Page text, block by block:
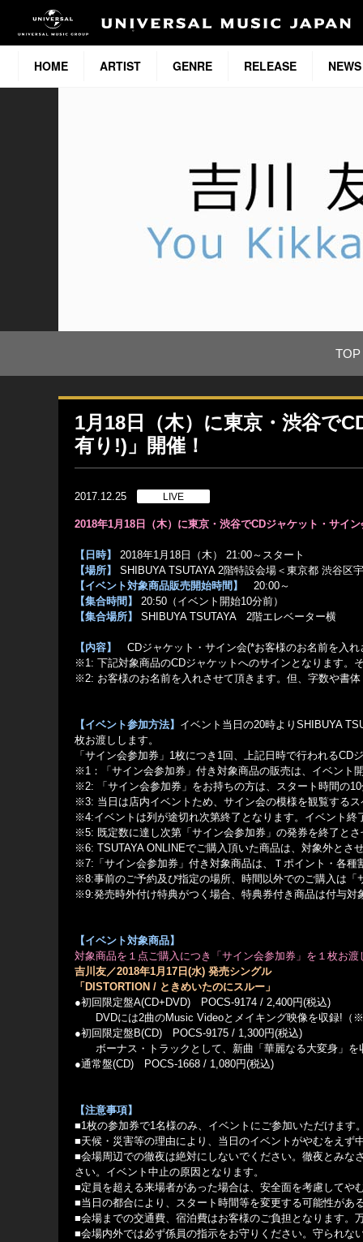
HOME ARTIST GENRE RELEASE NEWS
TOP
1月18日（木）に東京・渋谷で
有り!)」開催！
2017.12.25 LIVE
2018年1月18日（木）に東京・渋谷でCDジャケット・サイ
【日時】
2018年1月18日（木） 21:00～スタート
【場所】
SHIBUYA TSUTAYA 2階特設会場＜東京都 渋谷区
【イベント対象商品販売開始時間】
20:00～
【集合時間】
20:50（イベント開始10分前）
【集合場所】 SHIBUYA TSUTAYA 2階エレベーター横
【内容】
CDジャケット・サイン会(*お客様のお名前を入れ
※1: 下記対象商品のCDジャケットへのサインとなります。
※2: お客様のお名前を入れさせて頂きます。但、字数や書
【イベント参加方法】 イベント当日の20時よりSHIBUYA
枚お渡しします。
「サイン会参加券」1枚につき1回、上記日時で行われるCD
※1：「サイン会参加券」付き対象商品の販売は、イベント
※2: 「サイン会参加券」をお持ちの方は、スタート時間の
※3: 当日は店内イベントため、サイン会の模様を観覧する
※4:イベントは列が途切れ次第終了となります。イベント
※5: 既定数に達し次第「サイン会参加券」の発券を終了と
※6: TSUTAYA ONLINEでご購入頂いた商品は、対象外とさ
※7:「サイン会参加券」付き対象商品は、Ｔポイント・各種
※8:事前のご予約及び指定の場所、時間以外でのご購入は「
※9:発売時外付け特典がつく場合、特典券付き商品は付与対
【イベント対象商品】
対象商品を１点ご購入につき「サイン会参加券」を１枚お渡
吉川友／2018年1月17日(水) 発売シングル
「DISTORTION / ときめいたのにスルー」
●初回限定盤A(CD+DVD) POCS-9174 / 2,400円(税込)
DVDには2曲のMusic Videoとメイキング映像を収録!（
●初回限定盤B(CD) POCS-9175 / 1,300円(税込)
ボーナス・トラックとして、新曲「華麗なる大変身」を
●通常盤(CD) POCS-1668 / 1,080円(税込)
【注意事項】
■1枚の参加券で1名様のみ、イベントにご参加いただけます
■天候・災害等の理由により、当日のイベントがやむをえず
■会場周辺での徹夜は絶対にしないでください。徹夜とみ
さい。イベント中止の原因となります。
■定員を超える来場者があった場合は、安全面を考慮してや
■当日の都合により、スタート時間等を変更する可能性があ
■会場までの交通費、宿泊費はお客様のご負担となります
■会場内外では必ず係員の指示をお守りください。守られ